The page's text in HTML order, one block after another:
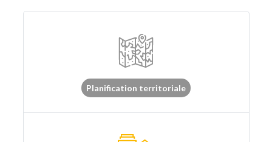
Planification territoriale